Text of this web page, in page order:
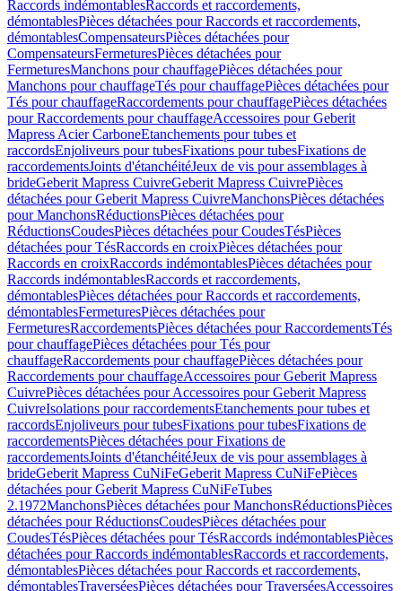
Raccords indémontablesRaccords et raccordements,
démontablesPièces détachées pour Raccords et raccordements,
démontablesCompensateursPièces détachées pour
CompensateursFermeturesPièces détachées pour
FermeturesManchons pour chauffagePièces détachées pour
Manchons pour chauffageTés pour chauffagePièces détachées pour
Tés pour chauffageRaccordements pour chauffagePièces détachées
pour Raccordements pour chauffageAccessoires pour Geberit
Mapress Acier CarboneEtanchements pour tubes et
raccordsEnjoliveurs pour tubesFixations pour tubesFixations de
raccordementsJoints d'étanchéitéJeux de vis pour assemblages à
brideGeberit Mapress CuivreGeberit Mapress CuivrePièces
détachées pour Geberit Mapress CuivreManchonsPièces détachées
pour ManchonsRéductionsPièces détachées pour
RéductionsCoudesPièces détachées pour CoudesTésPièces
détachées pour TésRaccords en croixPièces détachées pour
Raccords en croixRaccords indémontablesPièces détachées pour
Raccords indémontablesRaccords et raccordements,
démontablesPièces détachées pour Raccords et raccordements,
démontablesFermeturesPièces détachées pour
FermeturesRaccordementsPièces détachées pour RaccordementsTés
pour chauffagePièces détachées pour Tés pour
chauffageRaccordements pour chauffagePièces détachées pour
Raccordements pour chauffageAccessoires pour Geberit Mapress
CuivrePièces détachées pour Accessoires pour Geberit Mapress
CuivreIsolations pour raccordementsEtanchements pour tubes et
raccordsEnjoliveurs pour tubesFixations pour tubesFixations de
raccordementsPièces détachées pour Fixations de
raccordementsJoints d'étanchéitéJeux de vis pour assemblages à
brideGeberit Mapress CuNiFeGeberit Mapress CuNiFePièces
détachées pour Geberit Mapress CuNiFeTubes
2.1972ManchonsPièces détachées pour ManchonsRéductionsPièces
détachées pour RéductionsCoudesPièces détachées pour
CoudesTésPièces détachées pour TésRaccords indémontablesPièces
détachées pour Raccords indémontablesRaccords et raccordements,
démontablesPièces détachées pour Raccords et raccordements,
démontablesTraverséesPièces détachées pour TraverséesAccessoires